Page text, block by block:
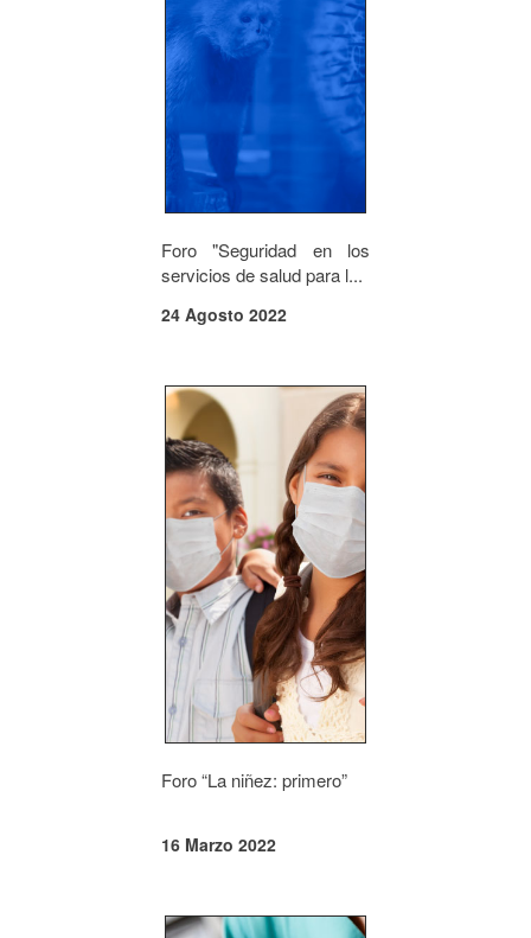
Foro "Seguridad en los
servicios de salud para l...
24 Agosto 2022
Foro “La niñez: primero”
16 Marzo 2022